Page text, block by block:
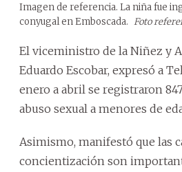
Imagen de referencia. La niña fue
conyugal en Emboscada. Foto
El viceministro de la Niñez y
Eduardo Escobar, expresó a
enero a abril se registraron
abuso sexual a menores de
Asimismo, manifestó que las
concientización son